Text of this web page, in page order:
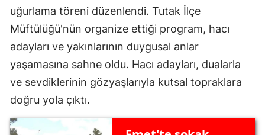
uğurlama töreni düzenlendi. Tutak İlçe
Müftülüğü'nün organize ettiği program, hacı
adayları ve yakınlarının duygusal anlar
yaşamasına sahne oldu. Hacı adayları, dualarla
ve sevdiklerinin gözyaşlarıyla kutsal topraklara
doğru yola çıktı.